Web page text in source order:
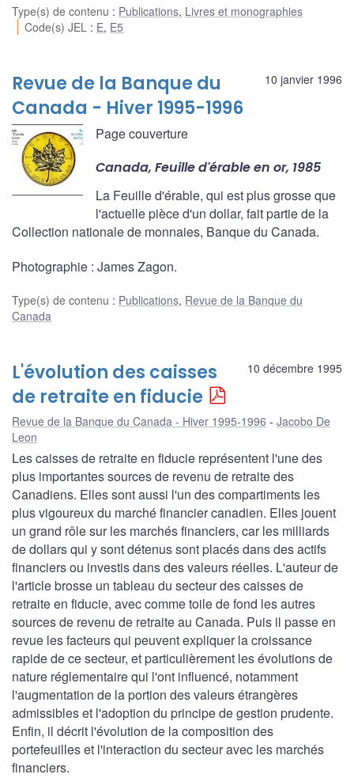
Type(s) de contenu : Publications, Livres et monographies
Code(s) JEL : E, E5
10 janvier 1996
Revue de la Banque du
Canada - Hiver 1995-1996
Page couverture
Canada, Feuille d'érable en or, 1985
La Feuille d'érable, qui est plus grosse que
l'actuelle pièce d'un dollar, fait partie de la
Collection nationale de monnaies, Banque du Canada.
Photographie : James Zagon.
Type(s) de contenu : Publications, Revue de la Banque du
Canada
10 décembre 1995
L'évolution des caisses
de retraite en fiducie
Revue de la Banque du Canada - Hiver 1995-1996
Jacobo De
Leon
Les caisses de retraite en fiducie représentent l'une des
plus importantes sources de revenu de retraite des
Canadiens. Elles sont aussi l'un des compartiments les
plus vigoureux du marché financier canadien. Elles jouent
un grand rôle sur les marchés financiers, car les milliards
de dollars qui y sont détenus sont placés dans des actifs
financiers ou investis dans des valeurs réelles. L'auteur de
l'article brosse un tableau du secteur des caisses de
retraite en fiducie, avec comme toile de fond les autres
sources de revenu de retraite au Canada. Puis il passe en
revue les facteurs qui peuvent expliquer la croissance
rapide de ce secteur, et particulièrement les évolutions de
nature réglementaire qui l'ont influencé, notamment
l'augmentation de la portion des valeurs étrangères
admissibles et l'adoption du principe de gestion prudente.
Enfin, il décrit l'évolution de la composition des
portefeuilles et l'interaction du secteur avec les marchés
financiers.